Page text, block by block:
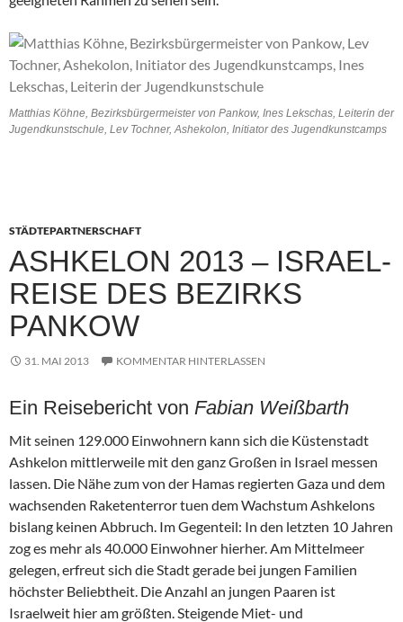
Matthias Köhne, Bezirksbürgermeister von Pankow, Ines Lekschas, Leiterin der
Jugendkunstschule, Lev Tochner, Ashekolon, Initiator des Jugendkunstcamps
STÄDTEPARTNERSCHAFT
ASHKELON 2013 – ISRAEL-
REISE DES BEZIRKS
PANKOW
31. MAI 2013 KOMMENTAR HINTERLASSEN
Ein Reisebericht von Fabian Weißbarth
Mit seinen 129.000 Einwohnern kann sich die Küstenstadt
Ashkelon mittlerweile mit den ganz Großen in Israel messen
lassen. Die Nähe zum von der Hamas regierten Gaza und dem
wachsenden Raketenterror tuen dem Wachstum Ashkelons
bislang keinen Abbruch. Im Gegenteil: In den letzten 10 Jahren
zog es mehr als 40.000 Einwohner hierher. Am Mittelmeer
gelegen, erfreut sich die Stadt gerade bei jungen Familien
höchster Beliebtheit. Die Anzahl an jungen Paaren ist
Israelweit hier am größten. Steigende Miet- und